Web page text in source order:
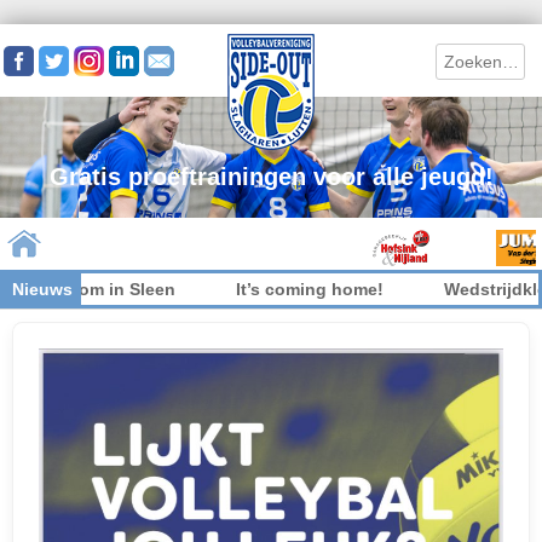
Search
Gratis proeftrainingen voor alle jeugd!
Nieuws
welkom in Sleen It’s coming home!